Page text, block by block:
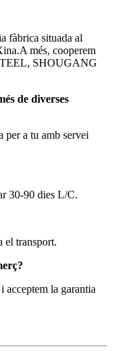
fàbrica situada al
més, cooperem
SHOUGANG
de diverses
per a tu amb servei
30-90 dies L/C.
el transport.
acceptem la garantia